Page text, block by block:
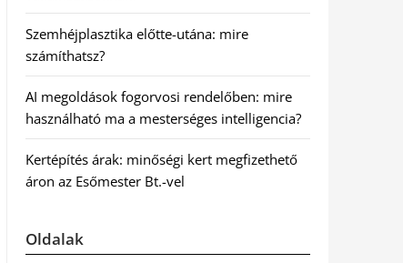
Szemhéjplasztika előtte-utána: mire
számíthatsz?
AI megoldások fogorvosi rendelőben: mire
használható ma a mesterséges intelligencia?
Kertépítés árak: minőségi kert megfizethető
áron az Esőmester Bt.-vel
Oldalak